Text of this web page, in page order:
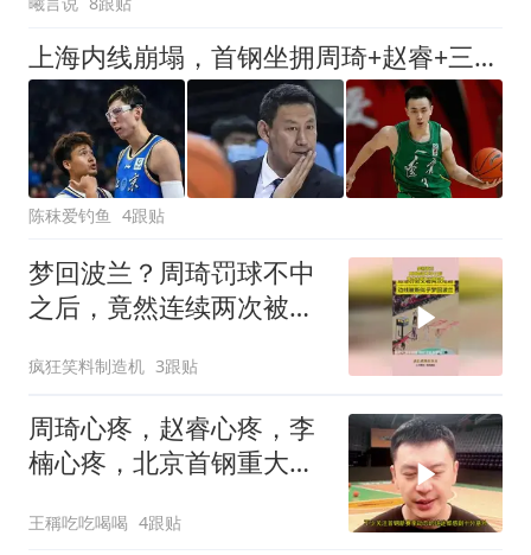
上海内线崩塌，首钢坐拥周琦+赵睿+三外援，新赛季冠军已提前预定
陈秣爱钓鱼 4跟贴
梦回波兰？周琦罚球不中
之后，竟然连续两次被抢
疯狂笑料制造机 3跟贴
周琦心疼，赵睿心疼，李
楠心疼，北京首钢重大交
王稱吃吃喝喝 4跟贴